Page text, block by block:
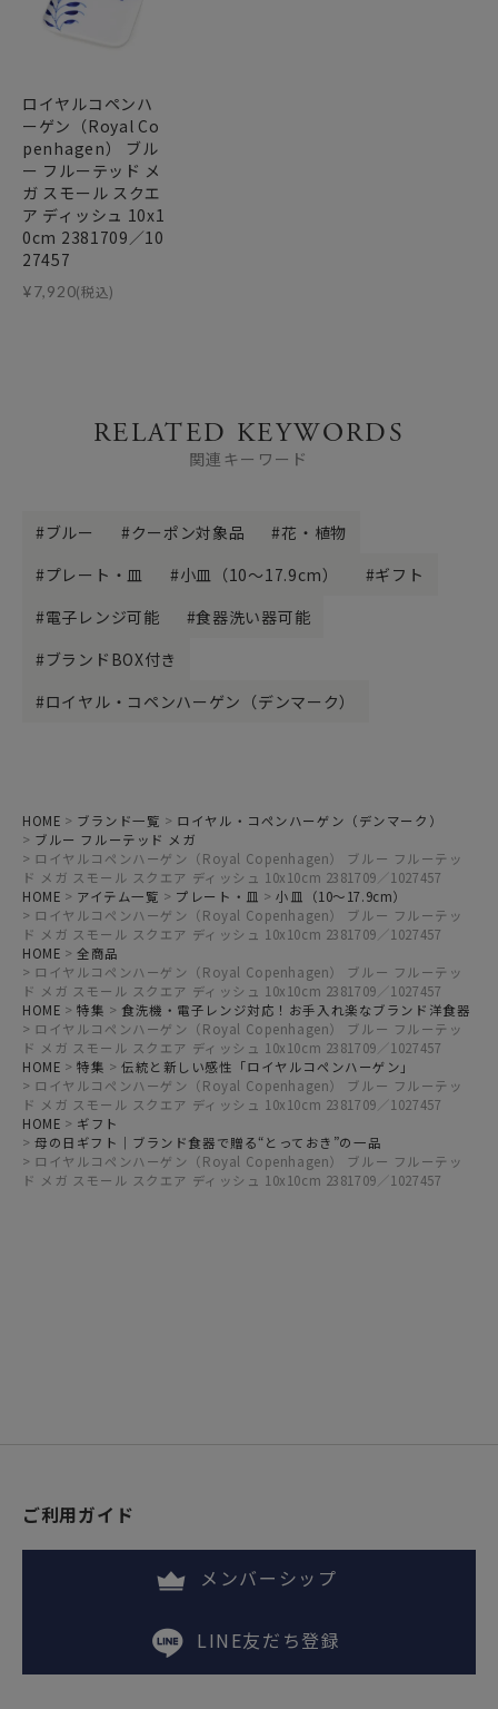
ロイヤルコペンハ
ーゲン（Royal Co
penhagen） ブル
ー フルーテッド メ
ガ スモール スクエ
ア ディッシュ 10x1
0cm 2381709／10
27457
¥7,920(税込)
RELATED KEYWORDS
関連キーワード
ブルー クーポン対象品
花・植物
プレート・皿
小皿（10～17.9cm）
ギフト
電子レンジ可能
食器洗い器可能
ブランドBOX付き
ロイヤル・コペンハーゲン（デンマーク）
HOME ブランド一覧
ロイヤル・コペンハーゲン（デンマーク）
ブルー フルーテッド メガ
ロイヤルコペンハーゲン（Royal Copenhagen） ブルー フルーテッ
ド メガ スモール スクエア ディッシュ 10x10cm 2381709／1027457
HOME
アイテム一覧 プレート・皿
小皿（10～17.9cm）
ロイヤルコペンハーゲン（Royal Copenhagen） ブルー フルーテッ
ド メガ スモール スクエア ディッシュ 10x10cm 2381709／1027457
HOME
全商品
ロイヤルコペンハーゲン（Royal Copenhagen） ブルー フルーテッ
ド メガ スモール スクエア ディッシュ 10x10cm 2381709／1027457
HOME
特集
食洗機・電子レンジ対応！お手入れ楽なブランド洋食器
ロイヤルコペンハーゲン（Royal Copenhagen） ブルー フルーテッ
ド メガ スモール スクエア ディッシュ 10x10cm 2381709／1027457
HOME
特集
伝統と新しい感性「ロイヤルコペンハーゲン」
ロイヤルコペンハーゲン（Royal Copenhagen） ブルー フルーテッ
ド メガ スモール スクエア ディッシュ 10x10cm 2381709／1027457
HOME
ギフト
母の日ギフト｜ブランド食器で贈る“とっておき”の一品
ロイヤルコペンハーゲン（Royal Copenhagen） ブルー フルーテッ
ド メガ スモール スクエア ディッシュ 10x10cm 2381709／1027457
ご利用ガイド
メンバーシップ
LINE友だち登録